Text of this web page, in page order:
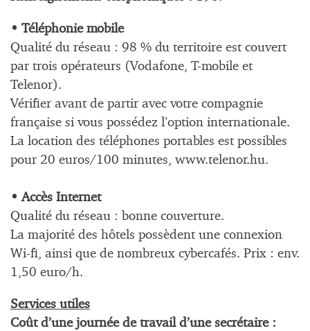
• Téléphonie mobile
Qualité du réseau : 98 % du territoire est couvert
par trois opérateurs (Vodafone, T-mobile et
Telenor).
Vérifier avant de partir avec votre compagnie
française si vous possédez l’option internationale.
La location des téléphones portables est possibles
pour 20 euros/100 minutes, www.telenor.hu.
• Accès Internet
Qualité du réseau : bonne couverture.
La majorité des hôtels possèdent une connexion
Wi-fi, ainsi que de nombreux cybercafés. Prix : env.
1,50 euro/h.
Services utiles
Coût d’une journée de travail d’une secrétaire :